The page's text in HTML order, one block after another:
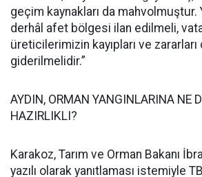
geçim kaynakları da mahvolmuştur.
derhâl afet bölgesi ilan edilmeli,
üreticilerimizin kayıpları ve zararları
giderilmelidir.”
AYDIN, ORMAN YANGINLARINA NE
HAZIRLIKLI?
Karakoz, Tarım ve Orman Bakanı
yazılı olarak yanıtlaması istemiyle